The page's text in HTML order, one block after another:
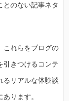
とのない記事ネタ
これらをブログの
引きつけるコンテ
るリアルな体験談
ります。